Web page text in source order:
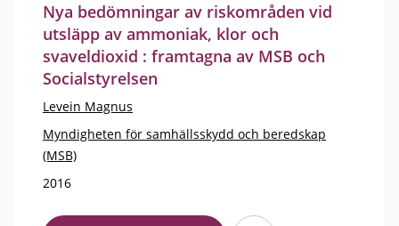
Nya bedömningar av riskområden vid
utsläpp av ammoniak, klor och
svaveldioxid : framtagna av MSB och
Socialstyrelsen
Levein Magnus
Myndigheten för samhällsskydd och beredskap
(MSB)
2016